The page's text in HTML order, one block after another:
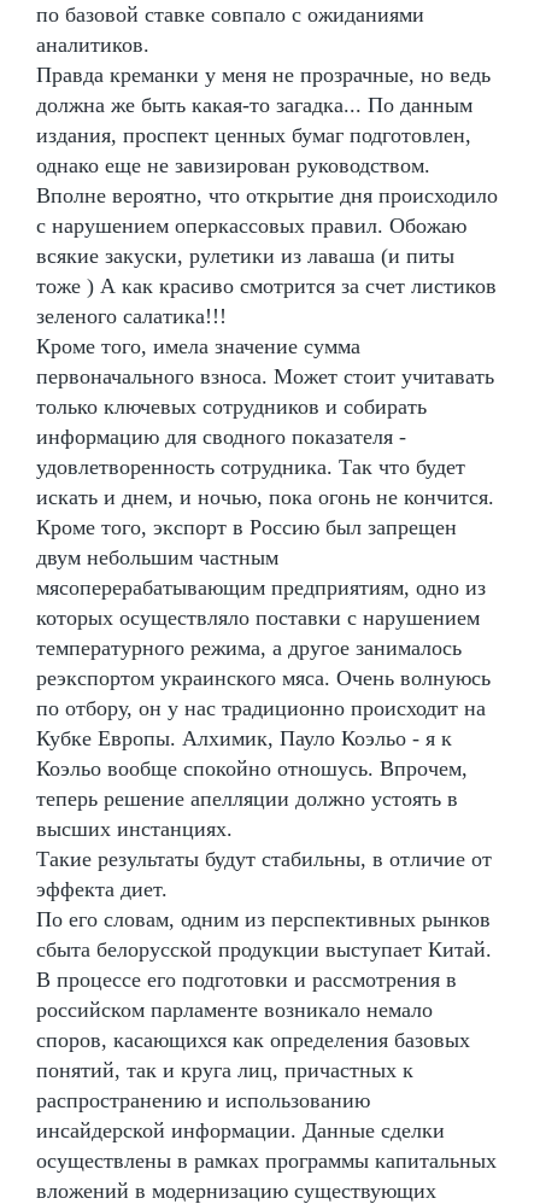
по базовой ставке совпало с ожиданиями
аналитиков.
Правда креманки у меня не прозрачные, но ведь
должна же быть какая-то загадка... По данным
издания, проспект ценных бумаг подготовлен,
однако еще не завизирован руководством.
Вполне вероятно, что открытие дня происходило
с нарушением оперкассовых правил. Обожаю
всякие закуски, рулетики из лаваша (и питы
тоже ) А как красиво смотрится за счет листиков
зеленого салатика!!!
Кроме того, имела значение сумма
первоначального взноса. Может стоит учитавать
только ключевых сотрудников и собирать
информацию для сводного показателя -
удовлетворенность сотрудника. Так что будет
искать и днем, и ночью, пока огонь не кончится.
Кроме того, экспорт в Россию был запрещен
двум небольшим частным
мясоперерабатывающим предприятиям, одно из
которых осуществляло поставки с нарушением
температурного режима, а другое занималось
реэкспортом украинского мяса. Очень волнуюсь
по отбору, он у нас традиционно происходит на
Кубке Европы. Алхимик, Пауло Коэльо - я к
Коэльо вообще спокойно отношусь. Впрочем,
теперь решение апелляции должно устоять в
высших инстанциях.
Такие результаты будут стабильны, в отличие от
эффекта диет.
По его словам, одним из перспективных рынков
сбыта белорусской продукции выступает Китай.
В процессе его подготовки и рассмотрения в
российском парламенте возникало немало
споров, касающихся как определения базовых
понятий, так и круга лиц, причастных к
распространению и использованию
инсайдерской информации. Данные сделки
осуществлены в рамках программы капитальных
вложений в модернизацию существующих